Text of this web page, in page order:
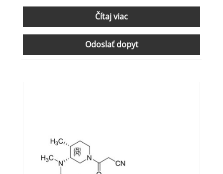
Čítaj viac
Odoslať dopyt